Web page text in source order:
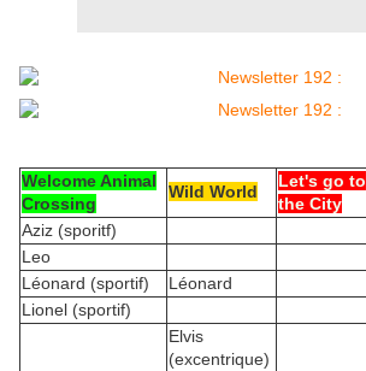
Welcome Animal
Crossing
Wild World
Let's go to
the City
Aziz (sporitf)
Leo
Léonard (sportif)
Léonard
Lionel (sportif)
Elvis
(excentrique)